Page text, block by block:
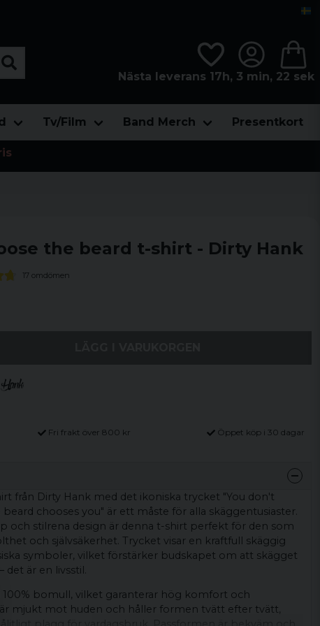
Nästa leverans 17h, 3 min, 21 sek
Tv/Film Band Merch Presentkort
the beard t-shirt - Dirty Hank
17 omdömen
Fri frakt över 800 kr Öppet köp i 30 dagar
från Dirty Hank med det ikoniska trycket "You don't
chooses you" är ett måste för alla skäggentusiaster.
och stilrena design är denna t-shirt perfekt för den som
och självsäkerhet. Trycket visar en kraftfull skäggig
symboler, vilket förstärker budskapet om att skägget
det är en livsstil.
100% bomull, vilket garanterar hög komfort och
är mjukt mot huden och håller formen tvätt efter tvätt,